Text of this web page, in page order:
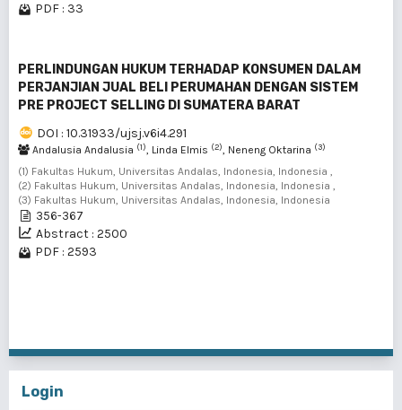
PDF : 33
PERLINDUNGAN HUKUM TERHADAP KONSUMEN DALAM
PERJANJIAN JUAL BELI PERUMAHAN DENGAN SISTEM
PRE PROJECT SELLING DI SUMATERA BARAT
DOI : 10.31933/ujsj.v6i4.291
Andalusia Andalusia (1), Linda Elmis (2), Neneng Oktarina (3)
(1) Fakultas Hukum, Universitas Andalas, Indonesia, Indonesia ,
(2) Fakultas Hukum, Universitas Andalas, Indonesia, Indonesia ,
(3) Fakultas Hukum, Universitas Andalas, Indonesia, Indonesia
356-367
Abstract : 2500
PDF : 2593
Login